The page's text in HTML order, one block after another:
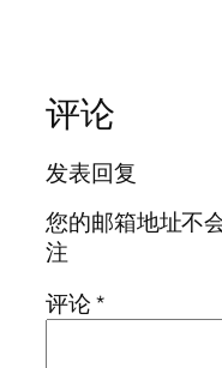
评论
发表回复
您的邮箱地址不
注
评论*